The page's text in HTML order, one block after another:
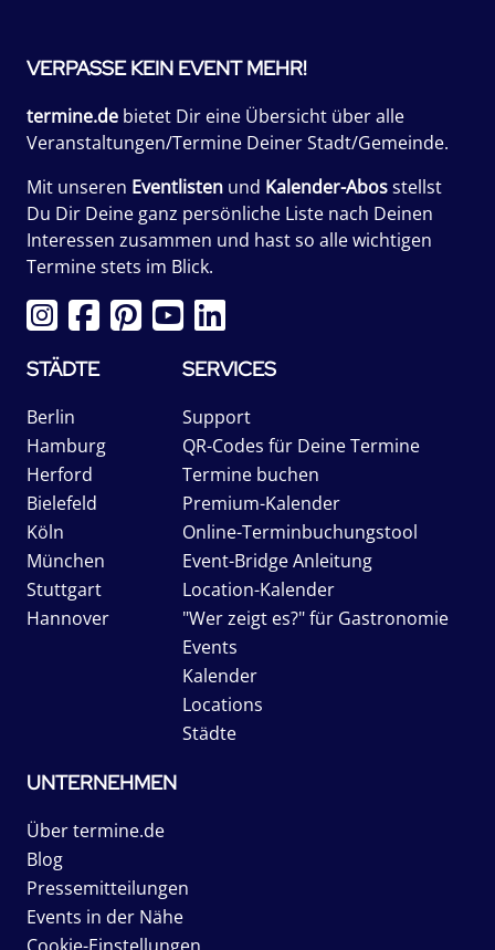
VERPASSE KEIN EVENT MEHR!
termine.de bietet Dir eine Übersicht über alle
Veranstaltungen/Termine Deiner Stadt/Gemeinde.
Mit unseren Eventlisten und Kalender-Abosstellst
Du Dir Deine ganz persönliche Liste nach Deinen
Interessen zusammen und hast so alle wichtigen
Termine stets im Blick.
STÄDTE
Berlin
Hamburg
Herford
Bielefeld
Köln
München
Stuttgart
Hannover
SERVICES
Support
QR-Codes für Deine Termine
Termine buchen
Premium-Kalender
Online-Terminbuchungstool
Event-Bridge Anleitung
Location-Kalender
"Wer zeigt es?" für Gastronomie
Events
Kalender
Locations
Städte
UNTERNEHMEN
Über termine.de
Blog
Pressemitteilungen
Events in der Nähe
Cookie-Einstellungen